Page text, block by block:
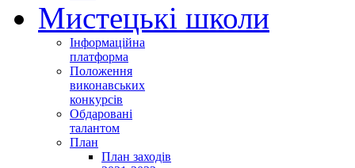
Мистецькі школи
Інформаційна
платформа
Положення
виконавських
конкурсів
Обдаровані
талантом
План
План заходів